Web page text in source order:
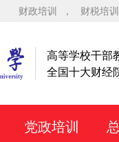
财政培训 ， 财税培训
高等学校干部
全国十大财经
党政培训